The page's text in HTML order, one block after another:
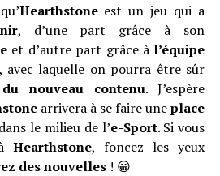
Hearthstoneest un jeu qui a
, d’une part grâce à son
et d’autre part grâce àl’équipe
avec laquelle on pourra être sûr
nouveau contenu. J’espère
arrivera à se faire uneplace
dans le milieu de l’e-Sport. Si vous
àHearthstone, foncez les yeux
des nouvelles! 😀